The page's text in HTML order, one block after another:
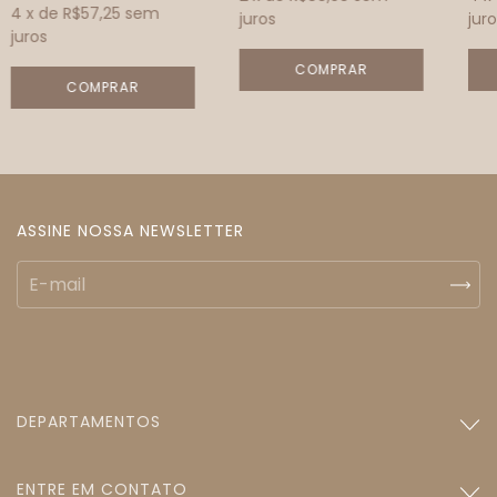
4 x de R$57,25 sem
juros
juros
ASSINE NOSSA NEWSLETTER
DEPARTAMENTOS
ENTRE EM CONTATO